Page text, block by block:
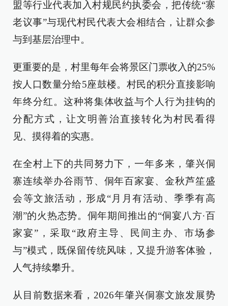
盟等行业代表加入村规民约执委会，把传统“寨
老议事”与现代村民代表大会相结合，让群众参
与到基层治理中。
更重要的是，村里每年会将景区门票收入的25%
按人口数量分给5座鼓楼。村民的积分直接影响
年终分红。这种将集体收益与个人行为挂钩的
分配方式，让文明善治直接转化为村民看得
见、摸得着的实惠。
在全村上下的共同努力下，一年多来，肇兴侗
寨连续举办谷雨节、侗年百家宴、金秋芦笙盛
会等文旅活动，形成“月月有活动、季季有高
潮”的火热态势。侗年期间推出的“侗宴八方·百
家宴”，采取“政府主导、民间主办、市场参
与”模式，既保留传统风味，又提升游客体验，
人气持续攀升。
从目前数据来看，2026年肇兴侗寨文旅发展势